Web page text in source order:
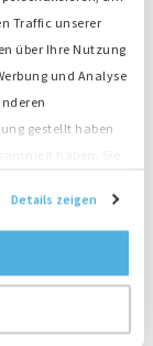
Traffic unserer
über Ihre Nutzung
und Analyse
gestellt haben
Details zeigen
mit dem
der
Bredenoord
mit dem
vom Netz
Bei
Techniker auf
und bis zur